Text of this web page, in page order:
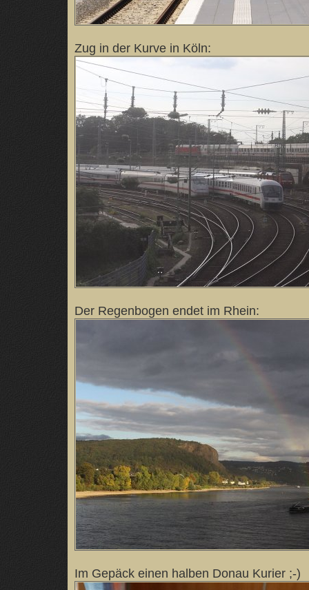
Zug in der Kurve in Köln:
Der Regenbogen endet im Rhein:
Im Gepäck einen halben Donau Kurier ;-)